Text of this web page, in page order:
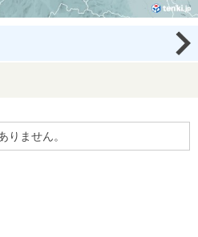
りません。